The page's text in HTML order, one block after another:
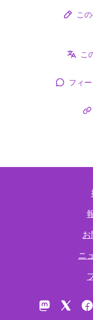
こ
こ
フィ
ニ
Mastodon